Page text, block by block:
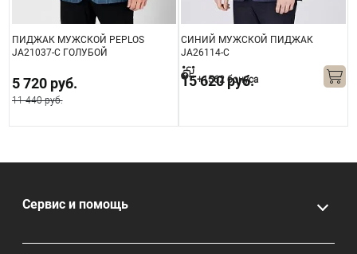
ПИДЖАК МУЖСКОЙ PEPLOS
JA21037-C ГОЛУБОЙ
5 720 руб.
11 440 руб.
СИНИЙ МУЖСКОЙ ПИДЖАК
JA26114-С
15 620 руб.
+1562 бонуса
Сервис и помощь